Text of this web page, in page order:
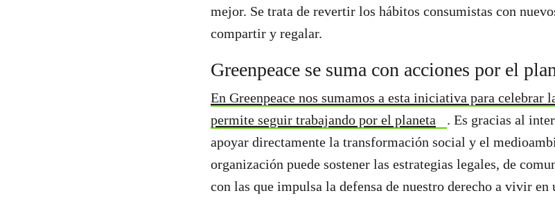
mejor. Se trata de revertir los hábitos consumistas con
compartir y regalar.
Greenpeace se suma con acciones por el
En Greenpeace nos sumamos a esta iniciativa para celebrar
permite seguir trabajando por el planeta
. Es gracias al
apoyar directamente la transformación social y el
organización puede sostener las estrategias legales, de
con las que impulsa la defensa de nuestro derecho a vivir en